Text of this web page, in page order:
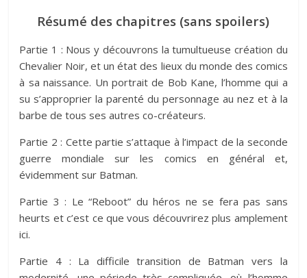
Résumé des chapitres (sans spoilers)
Partie 1 : Nous y découvrons la tumultueuse création du
Chevalier Noir, et un état des lieux du monde des comics
à sa naissance. Un portrait de Bob Kane, l’homme qui a
su s’approprier la parenté du personnage au nez et à la
barbe de tous ses autres co-créateurs.
Partie 2 : Cette partie s’attaque à l’impact de la seconde
guerre mondiale sur les comics en général et,
évidemment sur Batman.
Partie 3 : Le “Reboot” du héros ne se fera pas sans
heurts et c’est ce que vous découvrirez plus amplement
ici.
Partie 4 : La difficile transition de Batman vers la